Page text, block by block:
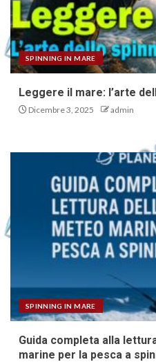
SPINNING IN MARE
Leggere il mare: l’arte
Dicembre 3, 2025 admin
SPINNING IN MARE
Guida completa alla
marine per la pesca a